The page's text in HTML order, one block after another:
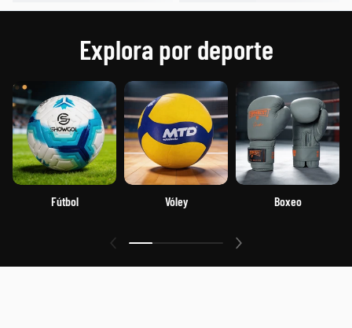
Explora por deporte
Fútbol Vóley Boxeo